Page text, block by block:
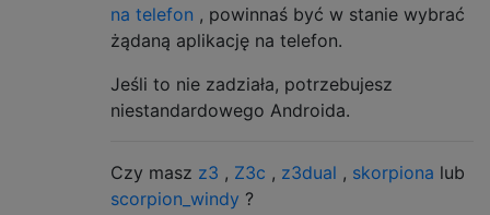
na telefon , powinnaś być w stanie wybrać
żądaną aplikację na telefon.
Jeśli to nie zadziała, potrzebujesz
niestandardowego Androida.
Czy masz z3 , Z3c , z3dual , skorpiona lub
scorpion_windy ?